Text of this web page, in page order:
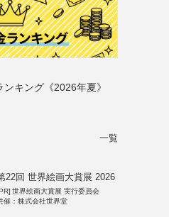
キング《2026年夏》
一覧
22回 世界絵画大賞展 2026
世界絵画大賞展 実行委員会
催：株式会社世界堂